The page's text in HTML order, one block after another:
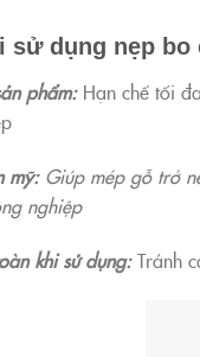
sử dụng nẹp bo
phẩm:Hạn chế tối
mỹ: Giúp mép gỗ trở
nghiệp
khi sử dụng:Tránh